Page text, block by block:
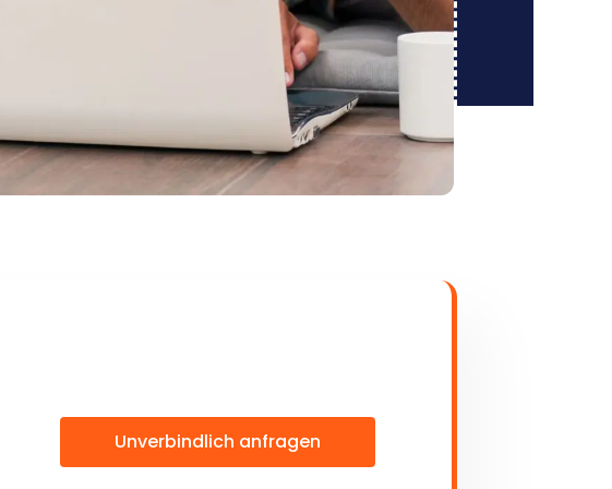
Unverbindlich anfragen